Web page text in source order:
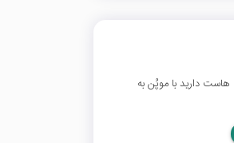
دارید با موپُن به